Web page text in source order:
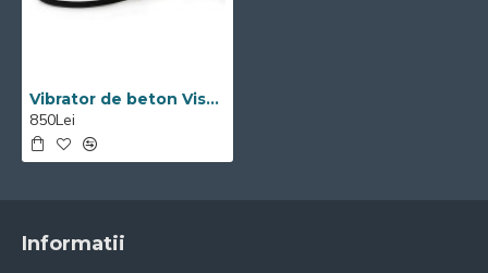
Vibrator de beton Visoli lancie 3m
850Lei
Informatii